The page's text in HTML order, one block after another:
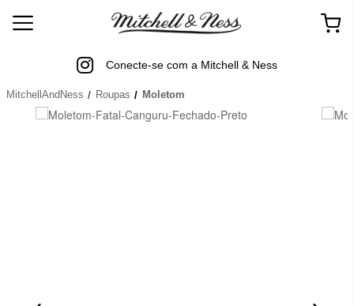
Conecte-se com a Mitchell & Ness
MitchellAndNess Roupas Moletom